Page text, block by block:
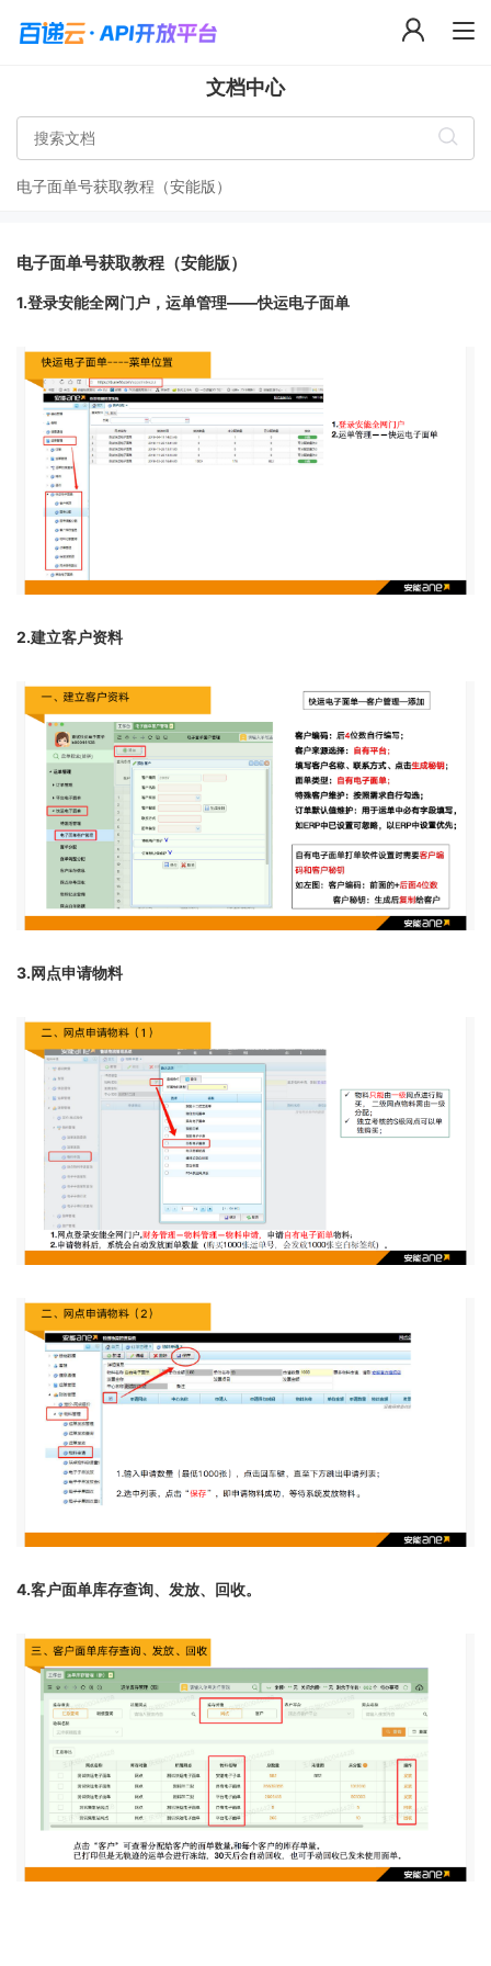
文档中心
电子面单号获取教程（安能版）
电子面单号获取教程（安能版）
1.登录安能全网门户，运单管理——快运电子面单
2.建立客户资料
3.网点申请物料
4.客户面单库存查询、发放、回收。